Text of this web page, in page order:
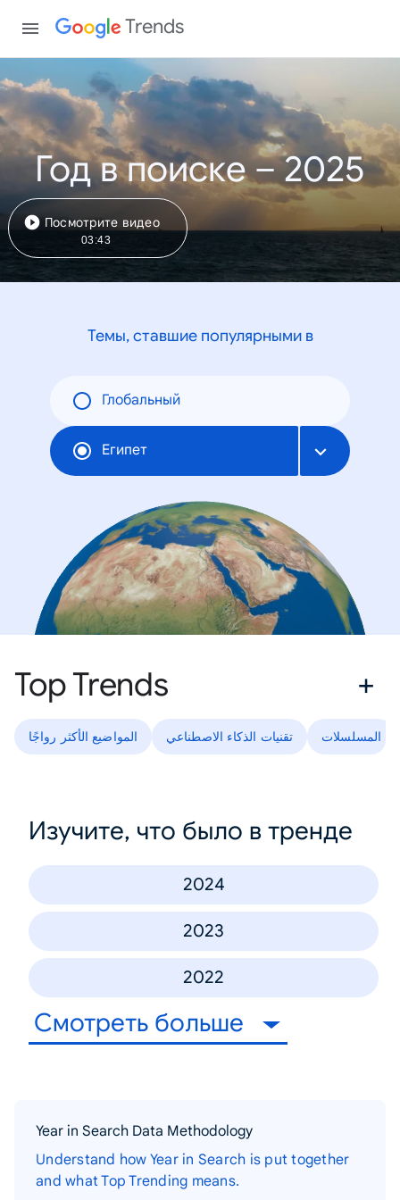
Trends
Год в поиске – 2025
Посмотрите видео
03:43
Темы, ставшие популярными в
Глобальный
Египет
Top Trends
المواضيع الأكثر رواجًا تقنيات الذكاء الاصطناعي المسلسلات
Изучите, что было в тренде
2024
2023
2022
Смотреть больше
Year in Search Data Methodology
Understand how Year in Search is put together
and what Top Trending means.